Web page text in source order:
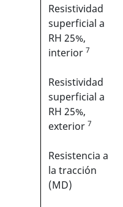
Resistividad
superficial a
RH 25%,
interior 7
Resistividad
superficial a
RH 25%,
exterior 7
Resistencia a
la tracción
(MD)